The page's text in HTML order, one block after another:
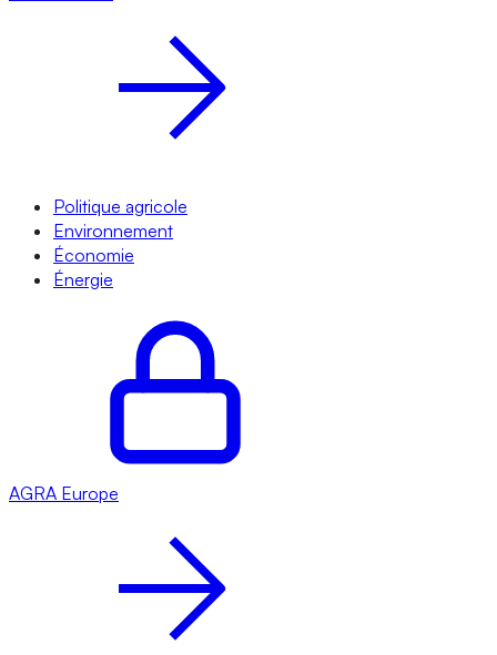
Politique agricole
Environnement
Économie
Énergie
AGRA Europe